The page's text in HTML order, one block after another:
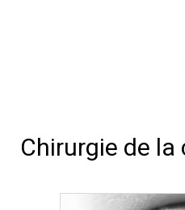
Chirurgie de la